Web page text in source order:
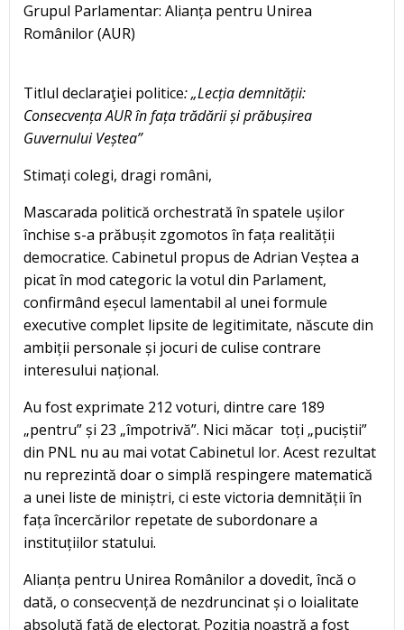
Grupul Parlamentar: Alianța pentru Unirea
Românilor (AUR)
Titlul declaraţiei politice: „Lecția demnității:
Consecvența AUR în fața trădării și prăbușirea
Guvernului Veștea”
Stimați colegi, dragi români,
Mascarada politică orchestrată în spatele ușilor
închise s-a prăbușit zgomotos în fața realității
democratice. Cabinetul propus de Adrian Veștea a
picat în mod categoric la votul din Parlament,
confirmând eșecul lamentabil al unei formule
executive complet lipsite de legitimitate, născute din
ambiții personale și jocuri de culise contrare
interesului național.
Au fost exprimate 212 voturi, dintre care 189
„pentru” și 23 „împotrivă”. Nici măcar toți „puciștii”
din PNL nu au mai votat Cabinetul lor. Acest rezultat
nu reprezintă doar o simplă respingere matematică
a unei liste de miniștri, ci este victoria demnității în
fața încercărilor repetate de subordonare a
instituțiilor statului.
Alianța pentru Unirea Românilor a dovedit, încă o
dată, o consecvență de nezdruncinat și o loialitate
absolută față de electorat. Poziția noastră a fost